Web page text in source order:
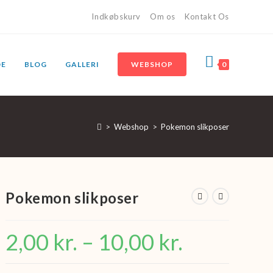
Indkøbskurv Om os Kontakt Os
BLOG GALLERI WEBSHOP 0
> Webshop > Pokemon slikposer
Pokemon slikposer
2,00 kr. – 10,00 kr.